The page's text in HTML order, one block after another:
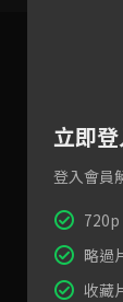
立即
登入會員
720p
略過
收藏